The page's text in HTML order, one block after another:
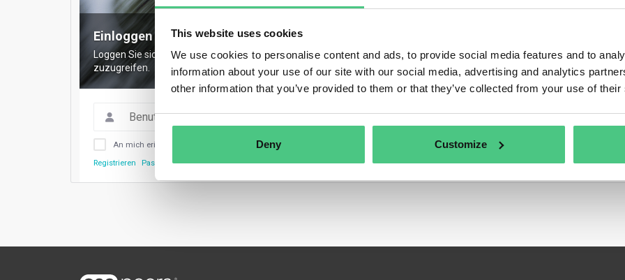
This website uses cookies
We use cookies to personalise content and ads, to provide social media features and to
information about your use of our site with our social media, advertising and analytics
other information that you’ve provided to them or that they’ve collected from your use of
Deny Customize
Einloggen für vollen Zugriff
Loggen Sie sich ein, um auf alle Inhalte, Expertenmeinungen und Gemeinschaftsdiskussionen zu osapeers
zuzugreifen.
An mich erinnern
Registrieren Passwort vergessen